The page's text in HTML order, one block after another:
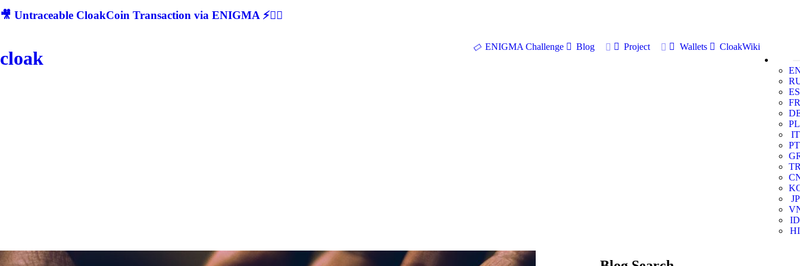
🎥 Untraceable CloakCoin Transaction via ENIGMA ⚡🕵‍♂
cloak
ENIGMA Challenge Blog Project Wallets
CloakWiki
ES
FR
PL
IT
PT
JP
ID
HI